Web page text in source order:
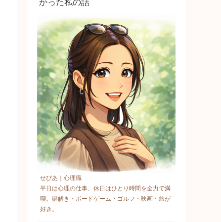
かった私の話
せぴあ｜心理職
平日は心理の仕事、休日はひとり時間を全力で満
喫。謎解き・ボードゲーム・ゴルフ・映画・旅が
好き。